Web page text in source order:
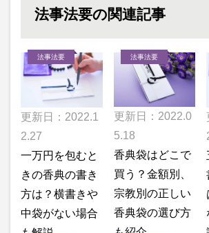
法事法要の関連記事
法事法要
更新日：2022.1
2.27
一万円を包むと
きの香典の書き
方は？横書きや
中袋がない場合
法事法要
更新日：2022.0
5.18
香典袋はどこで
買う？金額別、
宗教別の正しい
香典袋の選び方